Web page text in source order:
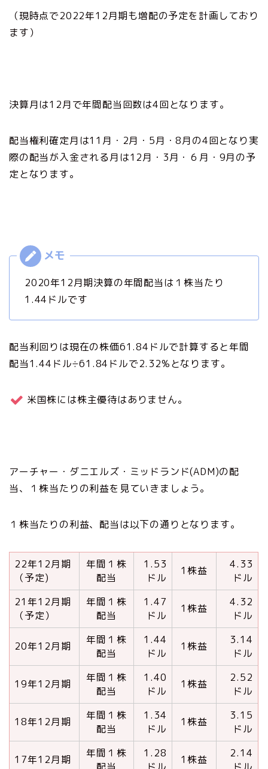
（現時点で2022年12月期も増配の予定を計画しており
ます）
決算月は12月で年間配当回数は4回となります。
配当権利確定月は11月・2月・5月・8月の4回となり実
際の配当が入金される月は12月・3月・６月・9月の予
定となります。
2020年12月期決算の年間配当は１株当たり
1.44ドルです
配当利回りは現在の株価61.84ドルで計算すると年間
配当1.44ドル÷61.84ドルで2.32%となります。
米国株には株主優待はありません。
アーチャー・ダニエルズ・ミッドランド(ADM)の配
当、１株当たりの利益を見ていきましょう。
１株当たりの利益、配当は以下の通りとなります。
22年12月期
（予定)
年間１株
配当
1.53
ドル
1株益
4.33
ドル
21年12月期
（予定）
年間１株
配当
1.47
ドル
1株益
4.32
ドル
20年12月期
年間１株
配当
1.44
ドル
1株益
3.14
ドル
19年12月期
年間１株
配当
1.40
ドル
1株益
2.52
ドル
18年12月期
年間１株
配当
1.34
ドル
1株益
3.15
ドル
17年12月期
年間１株
1.28
1株益
2.14